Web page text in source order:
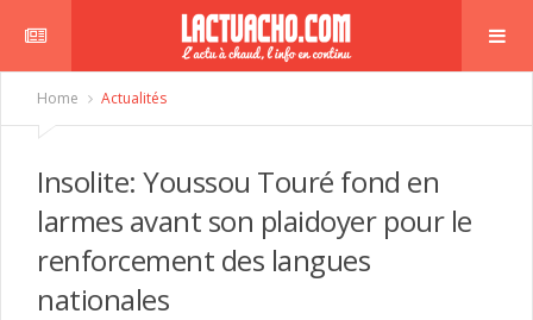
Home Actualités
Insolite: Youssou Touré fond en
larmes avant son plaidoyer pour le
renforcement des langues
nationales